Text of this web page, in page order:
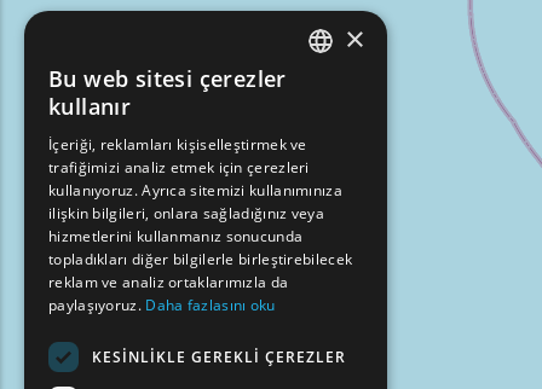
FRENCH
BULGARIAN
GERMAN
×
Bu web sitesi çerezler
kullanır
İçeriği, reklamları kişiselleştirmek ve
trafiğimizi analiz etmek için çerezleri
kullanıyoruz. Ayrıca sitemizi kullanımınıza
ilişkin bilgileri, onlara sağladığınız veya
hizmetlerini kullanmanız sonucunda
topladıkları diğer bilgilerle birleştirebilecek
reklam ve analiz ortaklarımızla da
paylaşıyoruz. Daha fazlasını oku
KESINLIKLE GEREKLI ÇEREZLER